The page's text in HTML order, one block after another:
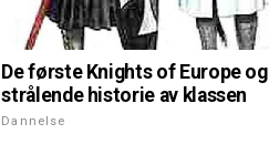
De første Knights of Europe og
strålende historie av klassen
Dannelse